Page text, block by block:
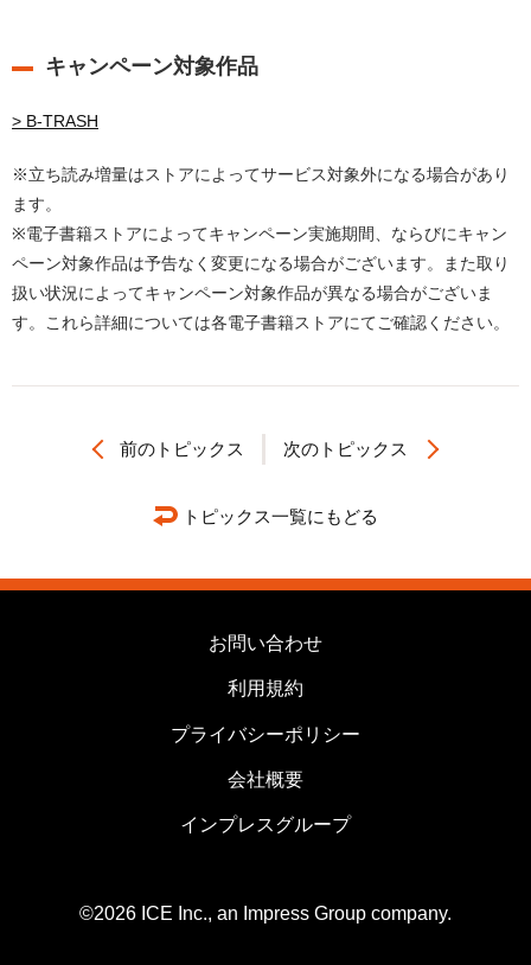
キャンペーン対象作品
> B-TRASH
※立ち読み増量はストアによってサービス対象外になる場合があり
ます。
※電子書籍ストアによってキャンペーン実施期間、ならびにキャン
ペーン対象作品は予告なく変更になる場合がございます。また取り
扱い状況によってキャンペーン対象作品が異なる場合がございま
す。これら詳細については各電子書籍ストアにてご確認ください。
前のトピックス 次のトピックス
トピックス一覧にもどる
お問い合わせ
利用規約
プライバシーポリシー
会社概要
インプレスグループ
©2026 ICE Inc., an Impress Group company.